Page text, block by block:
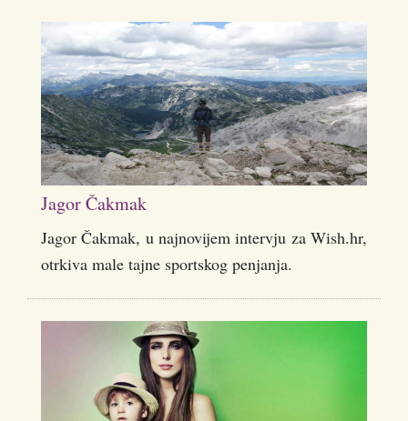
Jagor Čakmak
Jagor Čakmak, u najnovijem intervju za Wish.hr,
otrkiva male tajne sportskog penjanja.